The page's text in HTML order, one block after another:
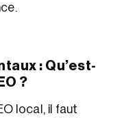
: Qu’est-
?
local, il faut